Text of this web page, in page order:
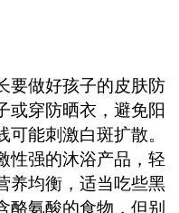
要做好孩子的皮肤防
或穿防晒衣，避免阳
能刺激白斑扩散。
性强的沐浴产品，轻
养均衡，适当吃些黑
酪氨酸的食物，但别